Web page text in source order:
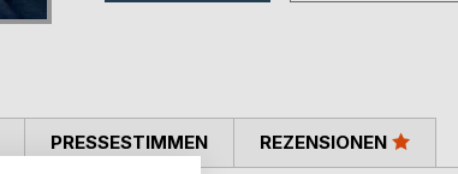
PRESSESTIMMEN REZENSIONEN